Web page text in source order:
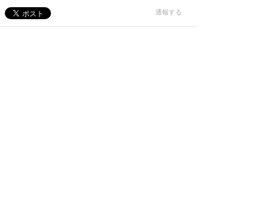
通報する